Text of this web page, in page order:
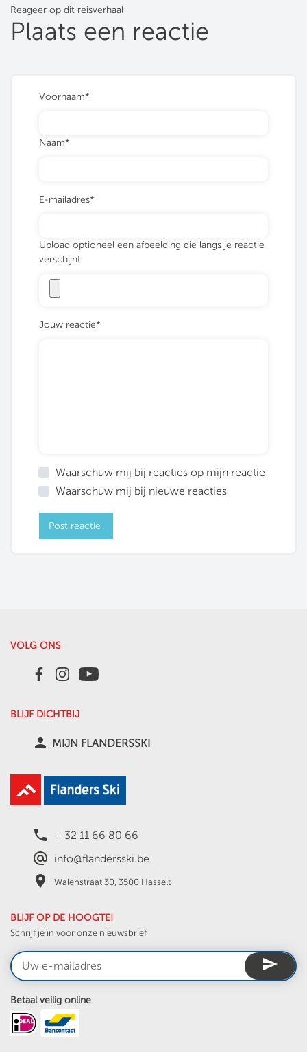
Reageer op dit reisverhaal
Plaats een reactie
Voornaam*
Naam*
E-mailadres*
Upload optioneel een afbeelding die langs je reactie
verschijnt
Jouw reactie*
Waarschuw mij bij reacties op mijn reactie
Waarschuw mij bij nieuwe reacties
Post reactie
VOLG ONS
BLIJF DICHTBIJ
person MIJN FLANDERSSKI
local_phone + 32 11 66 80 66
alternate_email info@flandersski.be
place Walenstraat 30, 3500 Hasselt
BLIJF OP DE HOOGTE!
Schrijf je in voor onze nieuwsbrief
send
Betaal veilig online